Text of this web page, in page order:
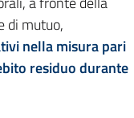
di mutuo,
nella misura pari
residuo durante